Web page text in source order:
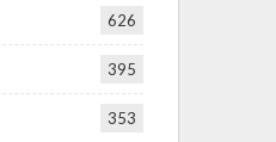
626
395
353